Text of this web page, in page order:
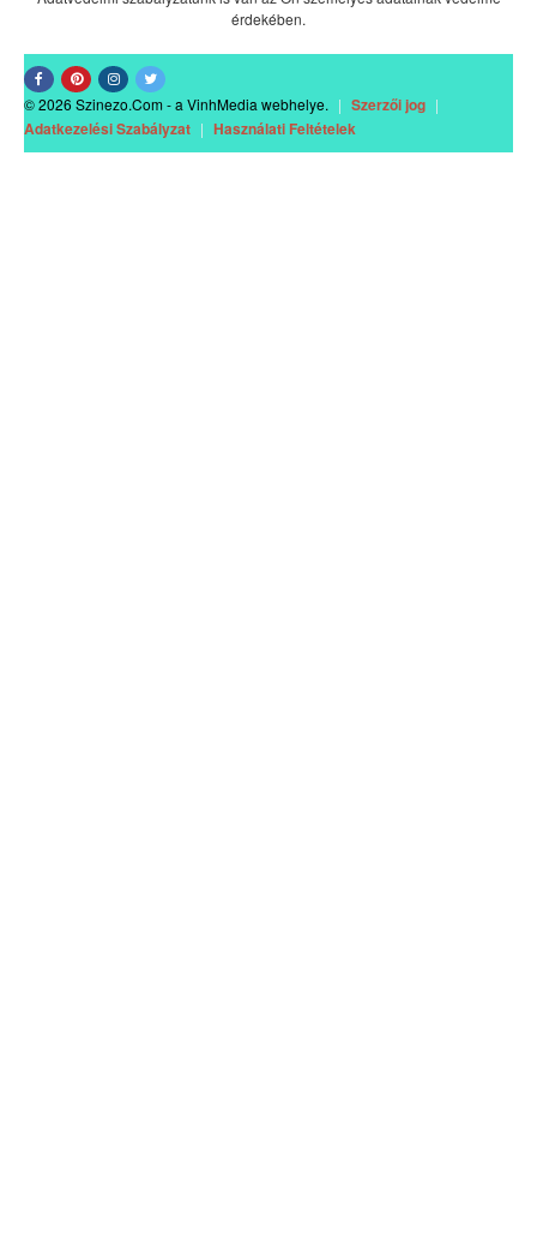
érdekében.
© 2026 Szinezo.Com - a VinhMedia webhelye. | Szerzői jog |
Adatkezelési Szabályzat | Használati Feltételek